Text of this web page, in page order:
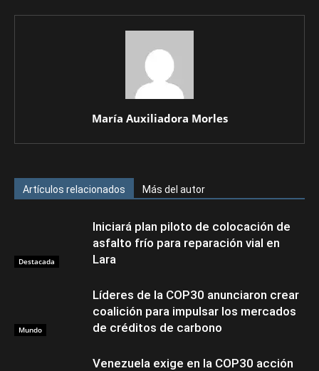
María Auxiliadora Morles
Artículos relacionados Más del autor
Destacada
Iniciará plan piloto de colocación de
asfalto frío para reparación vial en
Lara
Mundo
Líderes de la COP30 anunciaron crear
coalición para impulsar los mercados
de créditos de carbono
Venezuela exige en la COP30 acción